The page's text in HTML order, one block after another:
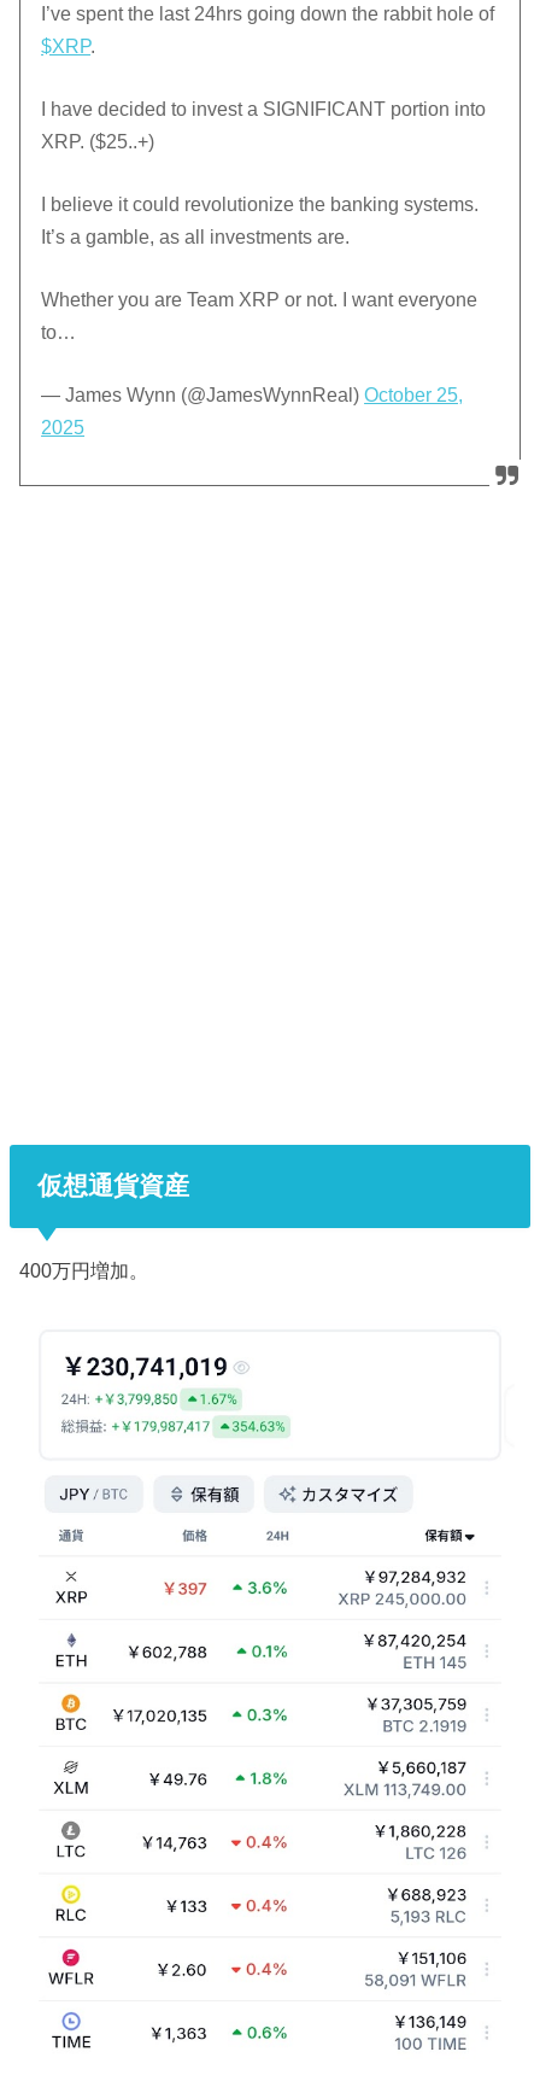
I’ve spent the last 24hrs going down the rabbit hole of
$XRP.
I have decided to invest a SIGNIFICANT portion into
XRP. ($25..+)
I believe it could revolutionize the banking systems.
It’s a gamble, as all investments are.
Whether you are Team XRP or not. I want everyone
to…
— James Wynn (@JamesWynnReal)October 25,
2025
仮想通貨資産
400万円増加。